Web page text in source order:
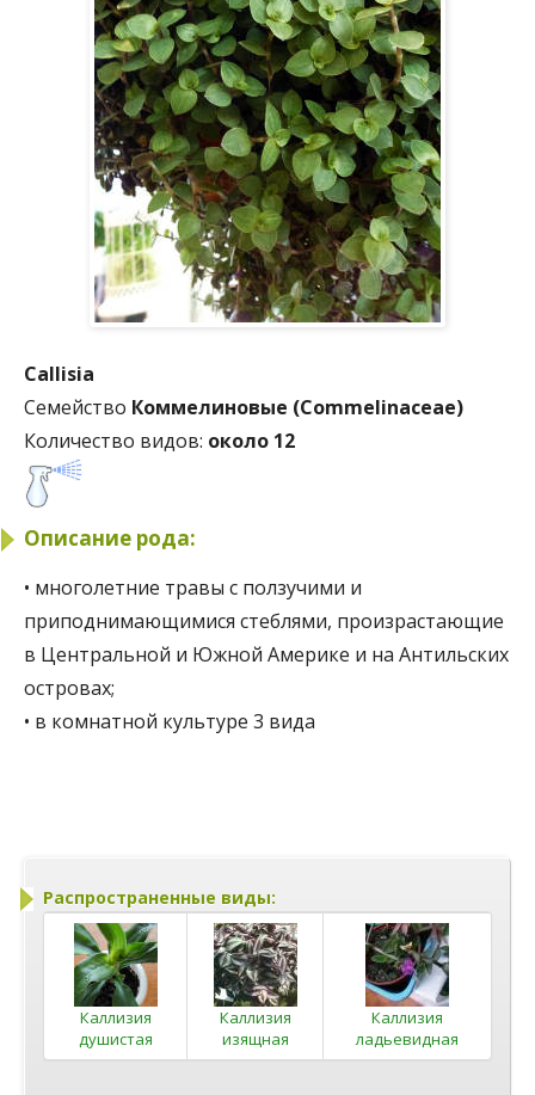
Callisia
Семейство Коммелиновые (Commelinaceae)
Количество видов: около 12
Описание рода:
• многолетние травы с ползучими и
приподнимающимися стеблями, произрастающие
в Центральной и Южной Америке и на Антильских
островах;
• в комнатной культуре 3 вида
Распространенные виды:
Каллизия
душистая
Каллизия
изящная
Каллизия
ладьевидная